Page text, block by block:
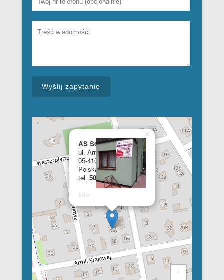
AS School of English
ul. Armii Krajowej 28a
05-410 Józefów
Polska
tel. 508 348 681
Info
×
+